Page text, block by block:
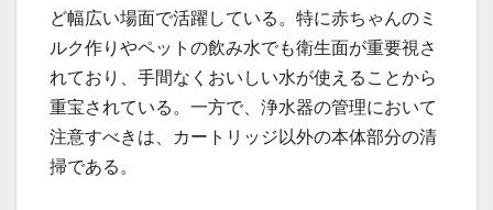
ど幅広い場面で活躍している。特に赤ちゃんのミ
ルク作りやペットの飲み水でも衛生面が重要視さ
れており、手間なくおいしい水が使えることから
重宝されている。一方で、浄水器の管理において
注意すべきは、カートリッジ以外の本体部分の清
掃である。